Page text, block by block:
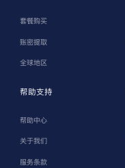
套餐购买
账密提取
全球地区
帮助支持
帮助中心
关于我们
服务条款